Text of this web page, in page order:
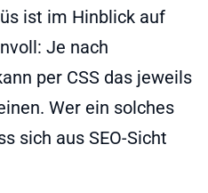
ist im Hinblick auf
Je nach
per CSS das jeweils
Wer ein solches
sich aus SEO-Sicht